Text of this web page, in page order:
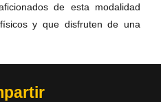
de esta modalidad
y que disfruten de una